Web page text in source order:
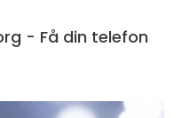
- Få din telefon